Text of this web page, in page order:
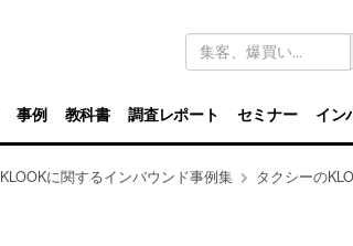
キ
ワ
ド
検
索
事例 教科書 調査レポート セミナー イン
KLOOKに関するインバウンド事例集 タクシーの